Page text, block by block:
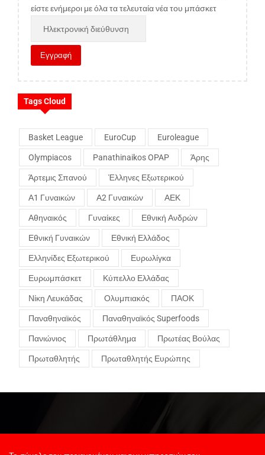
είστε ενήμεροι με όλα τα τελευταία νέα του μπάσκετ
Tags Cloud
Basket League EuroCup Euroleague
Olympiacos Panathinaikos OPAP Άρης
Άρτεμις Σπανού Έλληνες Εξωτερικού
Α1 Γυναικών Α2 Γυναικών ΑΕΚ
Αθηναικός Γυναίκες Εθνική Ανδρών
Εθνική Γυναικών Εθνική Ελλάδος
Ελληνίδες Εξωτερικού Ευρωλίγκα
Ευρωμπάσκετ Κύπελλο Ελλάδας
Νίκη Λευκάδας Ολυμπιακός ΠΑΟΚ
Παναθηναϊκός Παναθηναϊκός Superfoods
Πανιώνιος Πρωτάθλημα Πρωτέας Βούλας
Πρωταθλητής Πρωταθλητής Ευρώπης